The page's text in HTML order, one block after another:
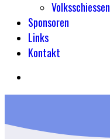
Volksschiessen
Sponsoren
Links
Kontakt